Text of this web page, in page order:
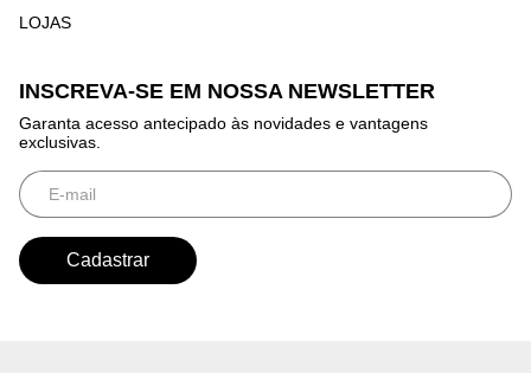
LOJAS
INSCREVA-SE EM NOSSA NEWSLETTER
Garanta acesso antecipado às novidades e vantagens
exclusivas.